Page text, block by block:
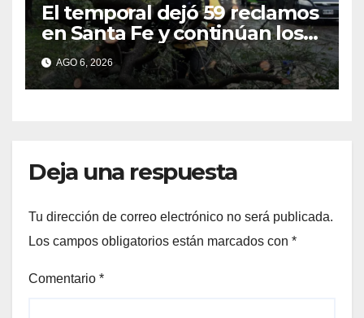
El temporal dejó 59 reclamos
en Santa Fe y continúan los
operativos municipales
AGO 6, 2026
Deja una respuesta
Tu dirección de correo electrónico no será publicada.
Los campos obligatorios están marcados con *
Comentario *